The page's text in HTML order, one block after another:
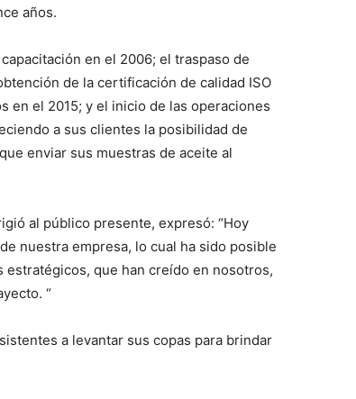
años.
en el 2006; el traspaso de
de la certificación de calidad ISO
en el 2015; y el inicio de las operaciones
a sus clientes la posibilidad de
enviar sus muestras de aceite al
al público presente, expresó: “Hoy
nuestra empresa, lo cual ha sido posible
que han creído en nosotros,
“
a levantar sus copas para brindar